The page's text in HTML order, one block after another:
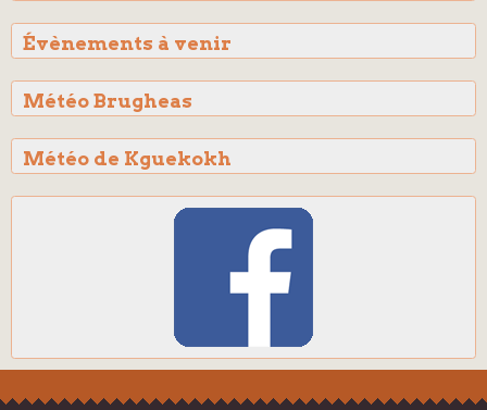
Évènements à venir
Météo Brugheas
Météo de Kguekokh